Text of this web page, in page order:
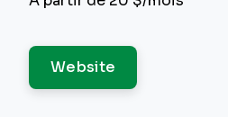
Website